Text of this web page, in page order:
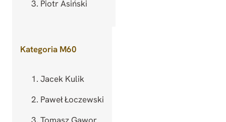
Piotr Asiński
Kategoria M60
Jacek Kulik
Paweł Łoczewski